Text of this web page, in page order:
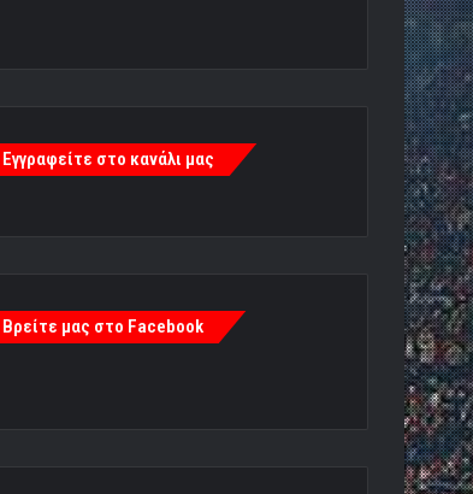
Εγγραφείτε στο κανάλι μας
Βρείτε μας στο Facebook